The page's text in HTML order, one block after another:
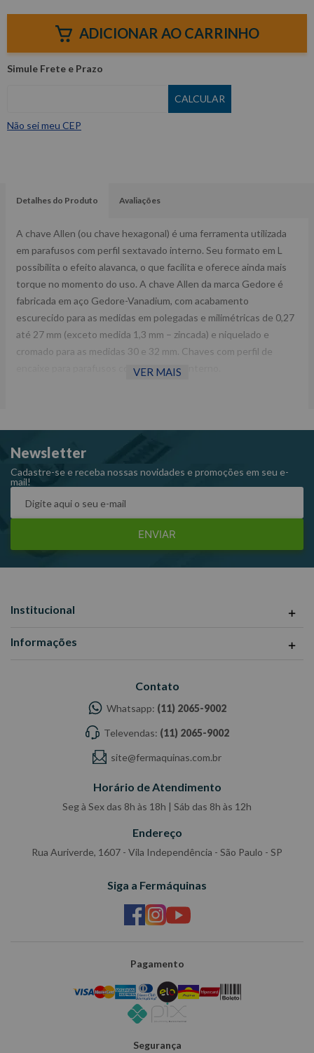
ADICIONAR AO CARRINHO
Não sei meu CEP
Detalhes do Produto Avaliações
A chave Allen (ou chave hexagonal) é uma ferramenta utilizada
em parafusos com perfil sextavado interno. Seu formato em L
possibilita o efeito alavanca, o que facilita e oferece ainda mais
torque no momento do uso. A chave Allen da marca Gedore é
fabricada em aço Gedore-Vanadium, com acabamento
escurecido para as medidas em polegadas e milimétricas de 0,27
até 27 mm (exceto medida 1,3 mm – zincada) e niquelado e
cromado para as medidas 30 e 32 mm. Chaves com perfil de
encaixe para parafusos com sextavado interno.
Peso: 0,650 kg.
Referência: 42 – 12P.
VER MAIS
Newsletter
Cadastre-se e receba nossas novidades e promoções em seu e-
mail!
ENVIAR
Institucional
Informações
Contato
Whatsapp: (11) 2065-9002
Televendas: (11) 2065-9002
site@fermaquinas.com.br
Horário de Atendimento
Seg à Sex das 8h às 18h | Sáb das 8h às 12h
Endereço
Rua Auriverde, 1607 - Vila Independência - São Paulo - SP
Siga a Fermáquinas
Pagamento
Segurança